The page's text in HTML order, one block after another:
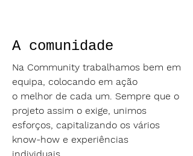
A comunidade
Na Community trabalhamos bem em
equipa, colocando em ação
o melhor de cada um. Sempre que o
projeto assim o exige, unimos
esforços, capitalizando os vários
know-how e experiências